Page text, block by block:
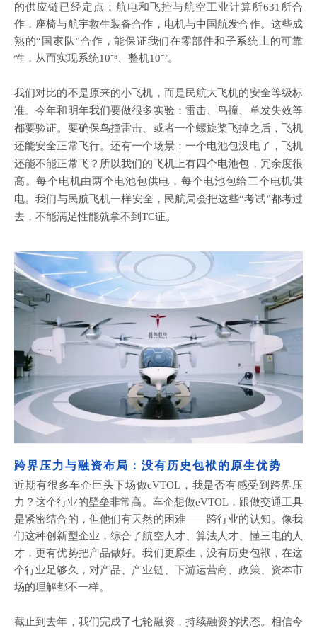
的供应链已经定点：航电和飞控与航空工业计算所631所合
作，座椅与航宇救生装备合作，电机与中国航发合作。这些成
熟的“国家队”合作，能保证我们在零部件和子系统上的可靠
性，从而实现系统10⁻⁸、整机10⁻⁷。
我们对比的不是原来的小飞机，而是民航大飞机的安全等级标
准。今年和明年我们要做很多实验：雷击、鸟撞、单发失效等
都要验证。要确保鸟撞雷击、或者一个螺旋桨飞掉之后，飞机
还能安全正常飞行。还有一个场景：一个电池包没电了，飞机
还能不能正常飞？所以我们的飞机上有四个电池包，冗余度很
高。每个电机由两个电池包供电，每个电池包给三个电机供
电。我们与民航飞机一样安全，民航局会把这些“考试”都考过
去，不能满足性能就拿不到TC证。
跨界压力与融资布局：没有历史包袱的原生优势
近期有很多车企巨头下场做eVTOL，我是否有感受到跨界压
力？这个行业的壁垒非常高。车企想做eVTOL，跟做交通工具
是紧密结合的，但他们有天然的困难——跨行业的认知。像我
们这种创新型企业，综合了航空人才、算法人才、懂三电的人
才，更有优势把产品做好。我们更原生，没有历史包袱，在这
个行业足够久，对产品、产业链、下游运营商、政策、资本市
场的理解都不一样。
截止到去年，我们完成了七轮融资，持续融资的状态。相信今